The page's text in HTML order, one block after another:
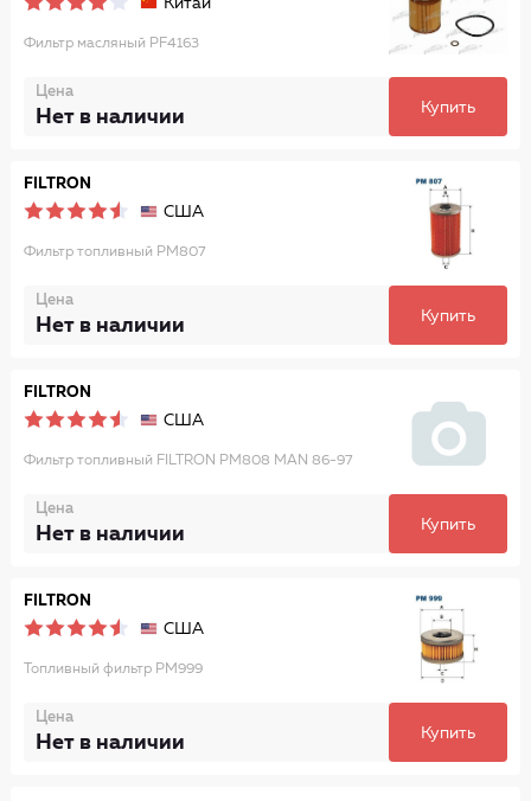
Китай
Фильтр масляный PF4163
Цена
Нет в наличии Купить
FILTRON
США
Фильтр топливный PM807
Цена
Нет в наличии Купить
FILTRON
США
Фильтр топливный FILTRON PM808 MAN 86-97
Цена
Нет в наличии Купить
FILTRON
США
Топливный фильтр PM999
Цена
Нет в наличии Купить